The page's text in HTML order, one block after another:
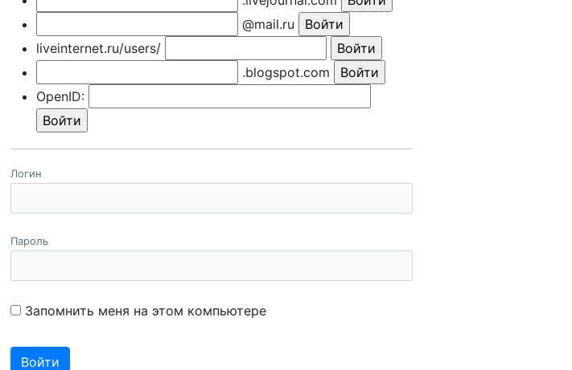
@mail.ru
liveinternet.ru/users/
.blogspot.com
OpenID:
Логин
Пароль
Запомнить меня на этом компьютере